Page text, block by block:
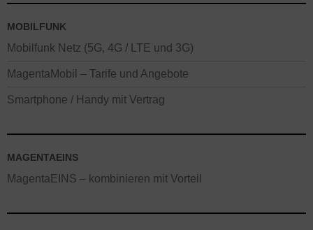
MOBILFUNK
Mobilfunk Netz (5G, 4G / LTE und 3G)
MagentaMobil – Tarife und Angebote
Smartphone / Handy mit Vertrag
MAGENTAEINS
MagentaEINS – kombinieren mit Vorteil